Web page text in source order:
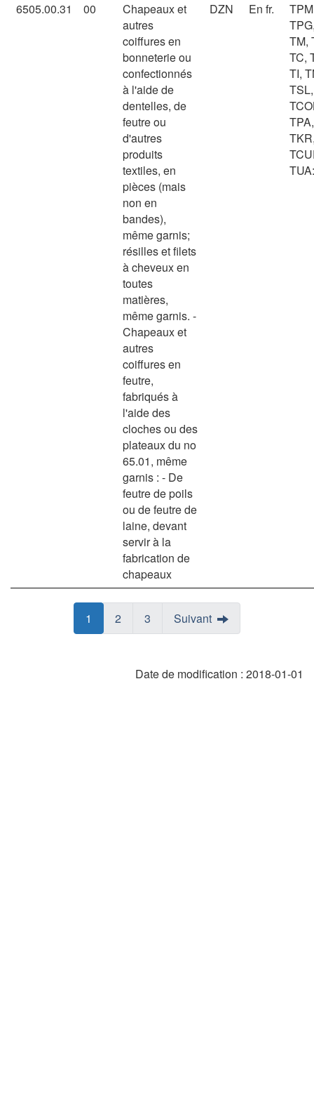
6505.00.31 00
Chapeaux et
autres
coiffures en
bonneterie ou
confectionnés
à l'aide de
dentelles, de
feutre ou
d'autres
produits
textiles, en
pièces (mais
non en
bandes),
même garnis;
résilles et filets
à cheveux en
toutes
matières,
même garnis. -
Chapeaux et
autres
coiffures en
feutre,
fabriqués à
l'aide des
cloches ou des
plateaux du no
65.01, même
garnis : - De
feutre de poils
ou de feutre de
laine, devant
servir à la
fabrication de
chapeaux
DZN En fr.
TM,
TC,
TI,
Page
Page
1 Page
Page
2 Page
Page
3 Suivant
Date de modification : 2018-01-01